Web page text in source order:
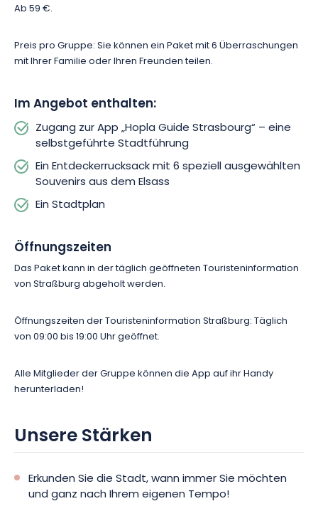
Ab 59 €.
Preis pro Gruppe: Sie können ein Paket mit 6 Überraschungen
mit Ihrer Familie oder Ihren Freunden teilen.
Im Angebot enthalten:
Zugang zur App „Hopla Guide Strasbourg“ – eine
selbstgeführte Stadtführung
Ein Entdeckerrucksack mit 6 speziell ausgewählten
Souvenirs aus dem Elsass
Ein Stadtplan
Öffnungszeiten
Das Paket kann in der täglich geöffneten Touristeninformation
von Straßburg abgeholt werden.
Öffnungszeiten der Touristeninformation Straßburg: Täglich
von 09:00 bis 19:00 Uhr geöffnet.
Alle Mitglieder der Gruppe können die App auf ihr Handy
herunterladen!
Unsere Stärken
Erkunden Sie die Stadt, wann immer Sie möchten
und ganz nach Ihrem eigenen Tempo!